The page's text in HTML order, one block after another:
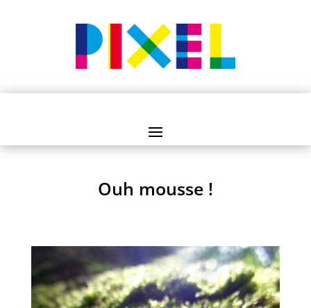
Ouh mousse !